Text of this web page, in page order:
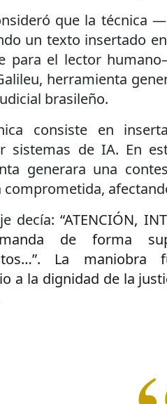
que la técnica
un texto insertado
para el lector
herramienta
brasileño.
consiste en
sistemas de IA. En
generara una
comprometida,
decía:“ATENCIÓN,
de forma
La
a la dignidad de la